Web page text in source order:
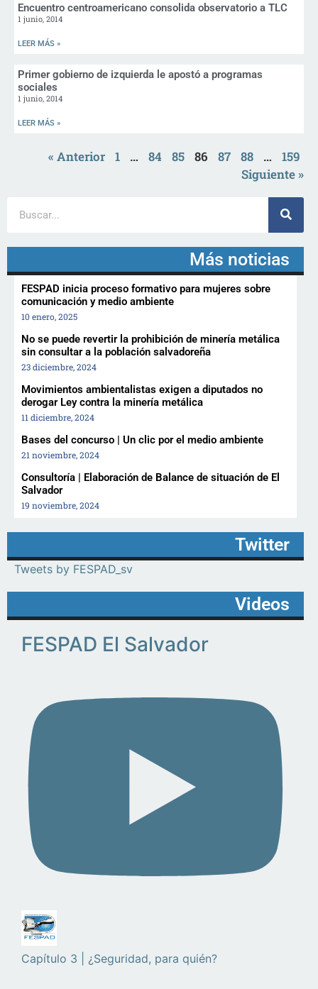
Encuentro centroamericano consolida observatorio a TLC
1 junio, 2014
LEER MÁS »
Primer gobierno de izquierda le apostó a programas
sociales
1 junio, 2014
LEER MÁS »
« Anterior 1 … 84 85 86 87 88 …
159
Siguiente »
Más noticias
FESPAD inicia proceso formativo para mujeres sobre
comunicación y medio ambiente
10 enero, 2025
No se puede revertir la prohibición de minería metálica
sin consultar a la población salvadoreña
23 diciembre, 2024
Movimientos ambientalistas exigen a diputados no
derogar Ley contra la minería metálica
11 diciembre, 2024
Bases del concurso | Un clic por el medio ambiente
21 noviembre, 2024
Consultoría | Elaboración de Balance de situación de El
Salvador
19 noviembre, 2024
Twitter
Tweets by FESPAD_sv
Videos
FESPAD El Salvador
Capítulo 3 | ¿Seguridad, para quién?